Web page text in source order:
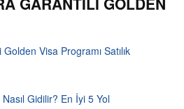
Nasıl Gidilir? En İyi 5 Yol